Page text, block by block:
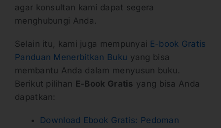
agar konsultan kami dapat segera
menghubungi Anda.
Selain itu, kami juga mempunyai E-book Gratis
Panduan Menerbitkan Buku yang bisa
membantu Anda dalam menyusun buku.
Berikut pilihan E-Book Gratis yang bisa Anda
dapatkan:
Download Ebook Gratis: Pedoman